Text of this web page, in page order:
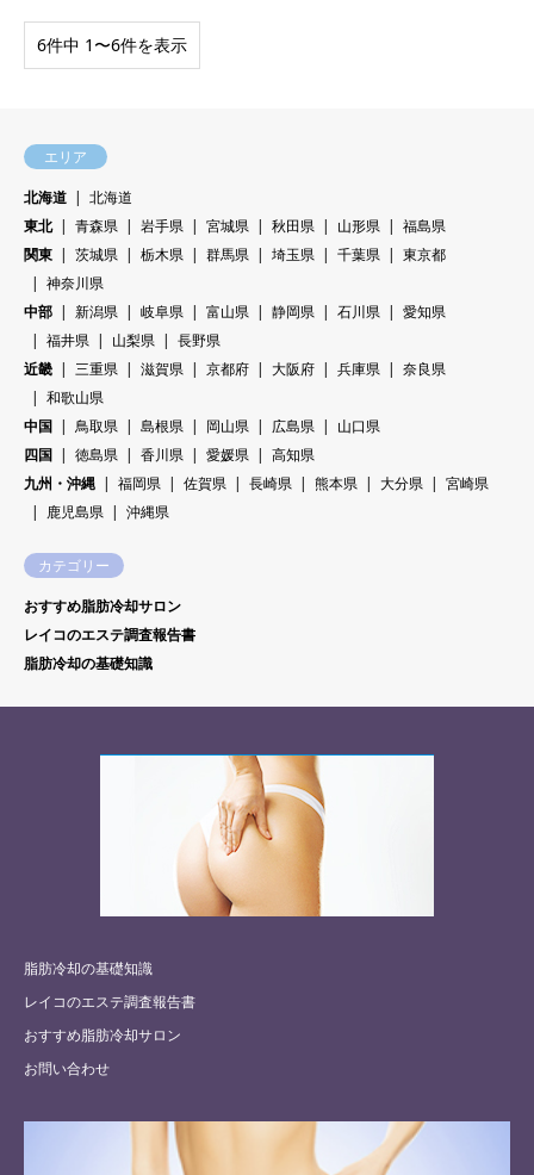
6件中 1〜6件を表示
エリア
北海道
北海道
東北
青森県 岩手県 宮城県 秋田県 山形県
福島県
関東
茨城県 栃木県 群馬県 埼玉県 千葉県
東京都
神奈川県
中部
新潟県 岐阜県 富山県 静岡県 石川県
愛知県
福井県
山梨県
長野県
近畿
三重県 滋賀県 京都府 大阪府 兵庫県
奈良県
和歌山県
中国
鳥取県 島根県 岡山県 広島県
山口県
四国
徳島県 香川県 愛媛県
高知県
九州・沖縄
福岡県 佐賀県 長崎県 熊本県 大分県
宮崎県
鹿児島県
沖縄県
カテゴリー
おすすめ脂肪冷却サロン
レイコのエステ調査報告書
脂肪冷却の基礎知識
脂肪冷却の基礎知識
レイコのエステ調査報告書
おすすめ脂肪冷却サロン
お問い合わせ